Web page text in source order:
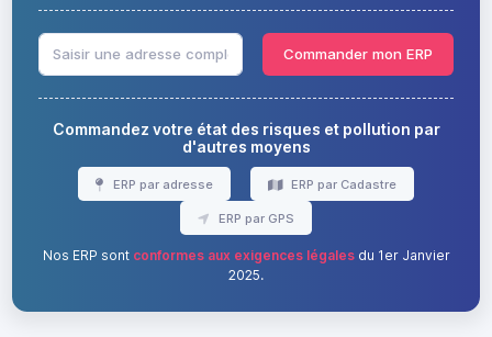
Commander mon ERP
Commandez votre état des risques et pollution par
d'autres moyens
ERP par adresse ERP par Cadastre
ERP par GPS
Nos ERP sont conformes aux exigences légalesdu 1er Janvier
2025.